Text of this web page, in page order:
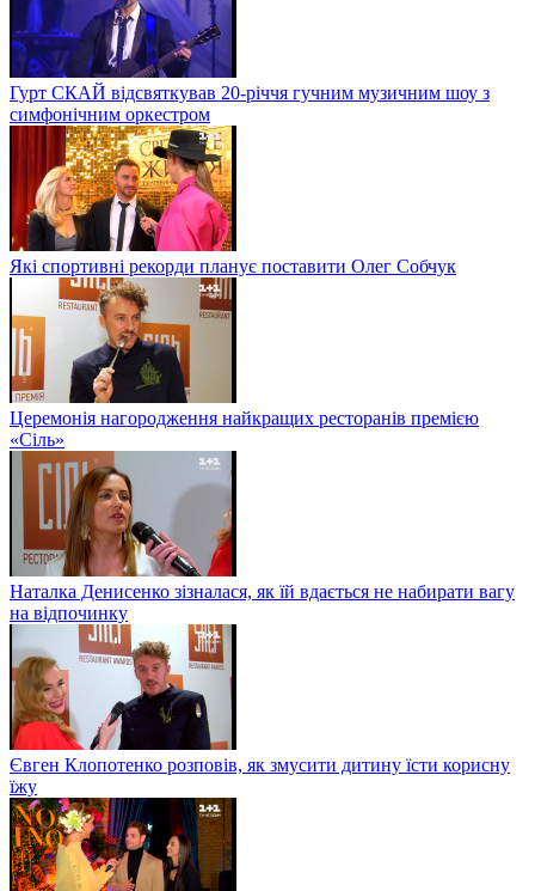
Гурт СКАЙ відсвяткував 20-річчя гучним музичним шоу з
симфонічним оркестром
Які спортивні рекорди планує поставити Олег Собчук
Церемонія нагородження найкращих ресторанів премією
«Сіль»
Наталка Денисенко зізналася, як їй вдається не набирати вагу
на відпочинку
Євген Клопотенко розповів, як змусити дитину їсти корисну
їжу